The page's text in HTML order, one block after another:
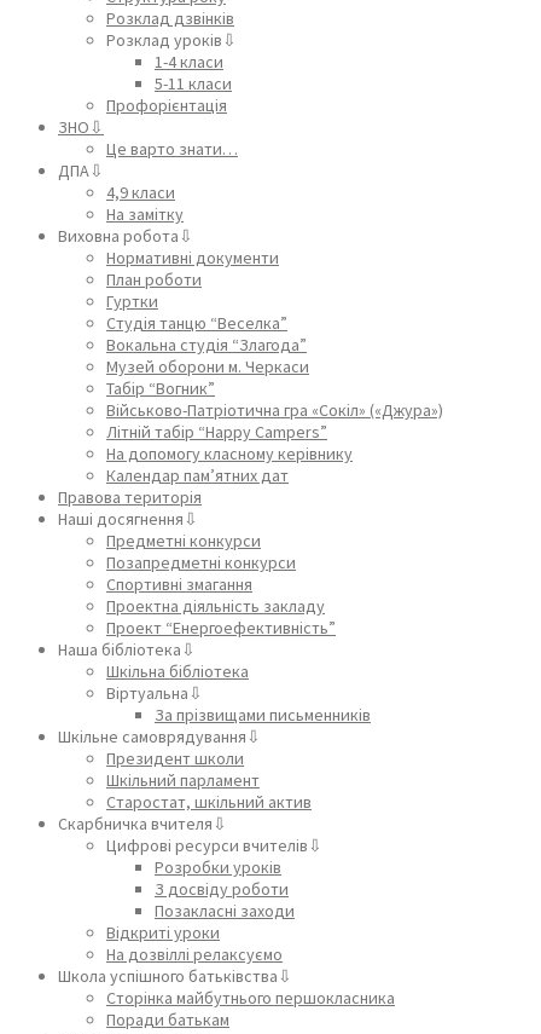
Розклад дзвінків
Розклад уроків⇩
1-4 класи
5-11 класи
Профорієнтація
ЗНО⇩
Це варто знати…
ДПА⇩
4,9 класи
На замітку
Виховна робота⇩
Нормативні документи
План роботи
Гуртки
Студія танцю “Веселка”
Вокальна студія “Злагода”
Музей оборони м. Черкаси
Табір “Вогник”
Військово-Патріотична гра «Сокіл» («Джура»)
Літній табір “Happy Campers”
На допомогу класному керівнику
Календар пам’ятних дат
Правова територія
Наші досягнення⇩
Предметні конкурси
Позапредметні конкурси
Спортивні змагання
Проектна діяльність закладу
Проект “Енергоефективність”
Наша бібліотека⇩
Шкільна бібліотека
Віртуальна⇩
За прізвищами письменників
Шкільне самоврядування⇩
Президент школи
Шкільний парламент
Старостат, шкільний актив
Скарбничка вчителя⇩
Цифрові ресурси вчителів⇩
Розробки уроків
З досвіду роботи
Позакласні заходи
Відкриті уроки
На дозвіллі релаксуємо
Школа успішного батьківства⇩
Сторінка майбутнього першокласника
Поради батькам